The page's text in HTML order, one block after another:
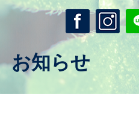
お知らせ